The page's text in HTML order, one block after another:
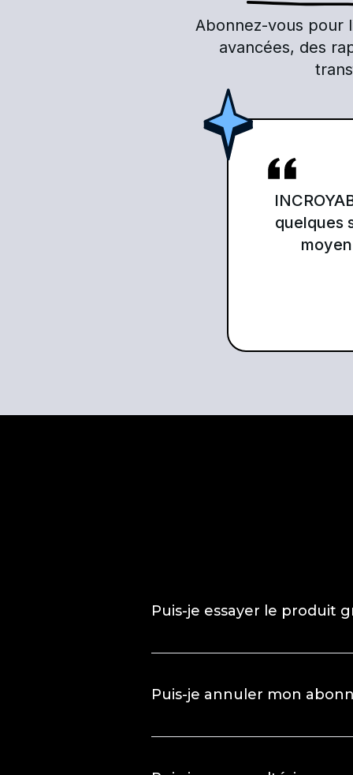
Abonnez-vous pour
avancées, des
quelques
Puis-je essayer le produit
Puis-je annuler mon